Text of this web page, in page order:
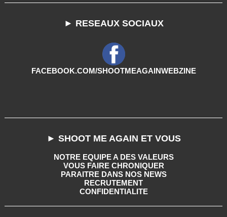
► RESEAUX SOCIAUX
FACEBOOK.COM/SHOOTMEAGAINWEBZINE
► SHOOT ME AGAIN ET VOUS
NOTRE EQUIPE A DES VALEURS
VOUS FAIRE CHRONIQUER
PARAITRE DANS NOS NEWS
RECRUTEMENT
CONFIDENTIALITE